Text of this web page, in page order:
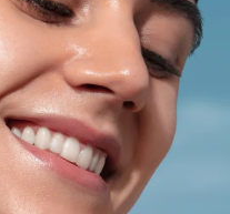
Mes appareils
Mes commandes
Mes adresses
Mes abonnements
Español
Português
Русский
繁體中文